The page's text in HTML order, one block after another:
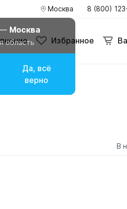
Москва
— Москва
область
Да, всё
верно
8 (800)
Избранное
В